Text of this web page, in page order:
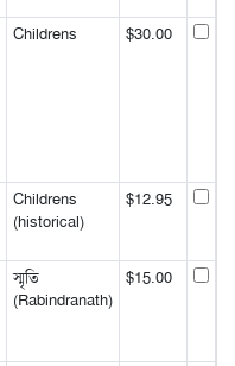
Childrens $30.00
Childrens
(historical)
$12.95
স্মৃতি
(Rabindranath)
$15.00